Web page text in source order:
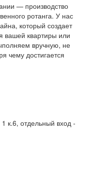
— производство
ротанга. У нас
который создает
вашей квартиры или
вручную, не
чему достигается
к.6, отдельный вход -